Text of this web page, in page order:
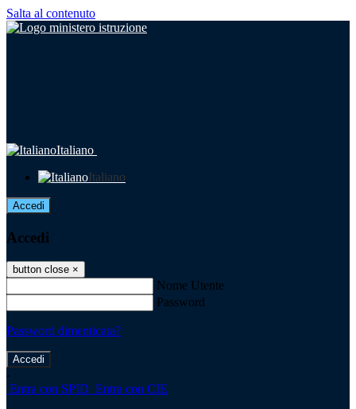
Salta al contenuto
Italiano
Italiano
Accedi
Accedi
button close ×
Nome Utente
Password
Password dimenticata?
-
Entra con SPID Entra con CIE